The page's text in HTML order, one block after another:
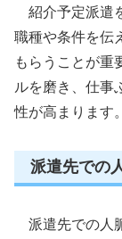
紹介予定派遣
職種や条件を伝
もらうことが重
ルを磨き、仕事
性が高まります。
派遣先での
派遣先での人